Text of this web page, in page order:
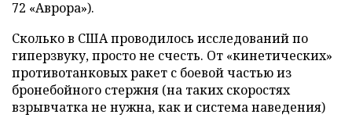
72 «Аврора»).
Сколько в США проводилось исследований по
гиперзвуку, просто не счесть. От «кинетических»
противотанковых ракет с боевой частью из
бронебойного стержня (на таких скоростях
взрывчатка не нужна, как и система наведения)